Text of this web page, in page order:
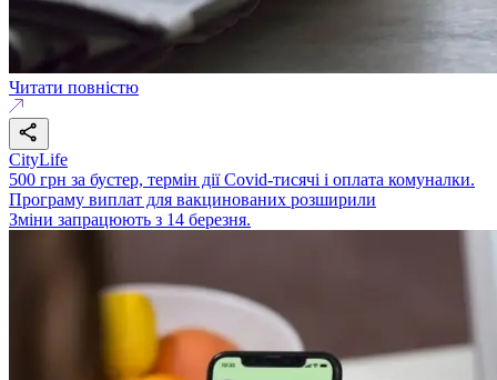
Читати повністю
CityLife
500 грн за бустер, термін дії Covid-тисячі і оплата комуналки.
Програму виплат для вакцинованих розширили
Зміни запрацюють з 14 березня.